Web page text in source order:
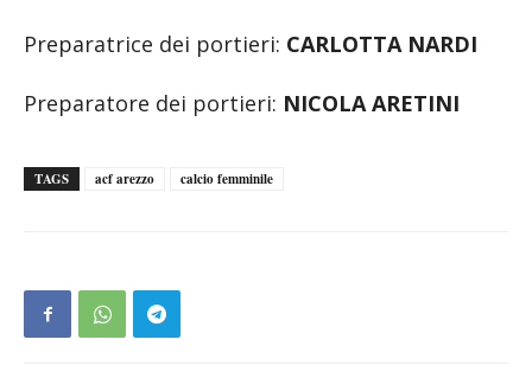
Preparatrice dei portieri: CARLOTTA NARDI
Preparatore dei portieri: NICOLA ARETINI
TAGS acf arezzo calcio femminile